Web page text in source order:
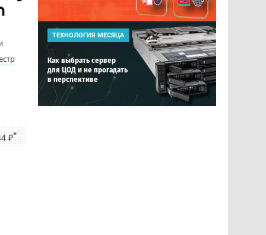
₽*
ТЕХНОЛОГИЯ МЕСЯЦА
Как выбрать сервер
для ЦОД и не прогадать
в перспективе